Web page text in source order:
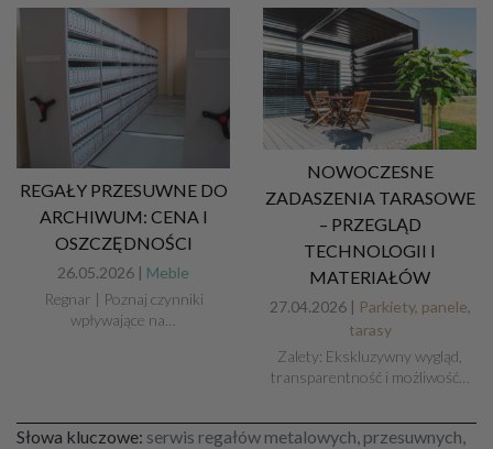
REGAŁY PRZESUWNE DO
ARCHIWUM: CENA I
OSZCZĘDNOŚCI
26.05.2026 | Meble
Regnar | Poznaj czynniki
wpływające na…
NOWOCZESNE
ZADASZENIA TARASOWE
– PRZEGLĄD
TECHNOLOGII I
MATERIAŁÓW
27.04.2026 | Parkiety, panele,
tarasy
Zalety: Ekskluzywny wygląd,
transparentność i możliwość…
Słowa kluczowe: serwis regałów metalowych, przesuwnych,